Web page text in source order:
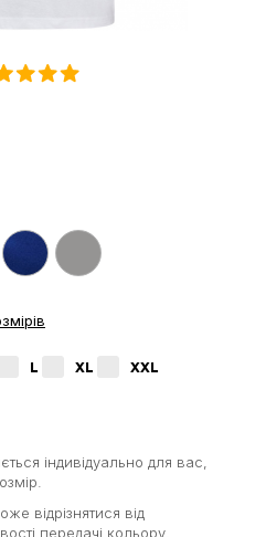
L XL XXL
індивідуально для вас,
відрізнятися від
передачі кольору.